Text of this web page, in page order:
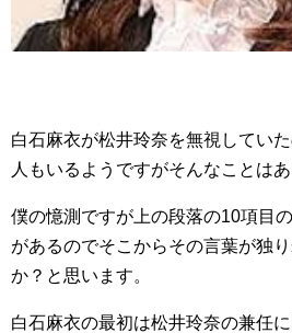
白石麻衣が松井玲奈を無視してい
人もいるようですがそんなことはあ
僕の憶測ですが上の段落の10項目
があるのでそこからその言葉が独
か？と思います。
白石麻衣の最初は松井玲奈の兼任